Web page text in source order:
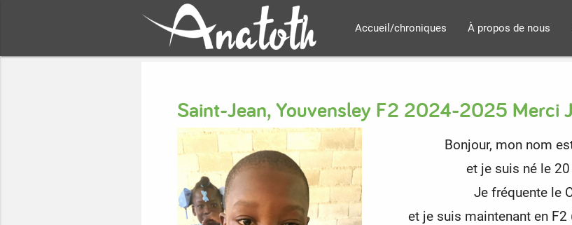
Accueil/chroniques À propos de nous
Saint-Jean, Youvensley F2 2024-2025 Merci
Bonjour, mon nom
et je suis né le
Je fréquente le
et je suis maintenant en F2